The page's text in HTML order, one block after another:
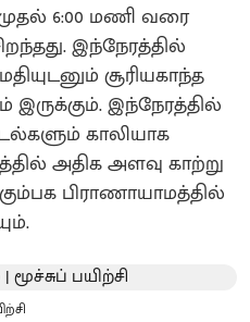
6:00 மணி வரை
இந்நேரத்தில்
சூரியகாந்த
இருக்கும். இந்நேரத்தில்
காலியாக
அதிக அளவு காற்று
கும்பக பிராணாயாமத்தில்